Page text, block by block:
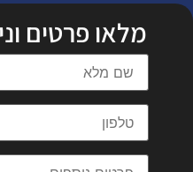
מלאו פרטים